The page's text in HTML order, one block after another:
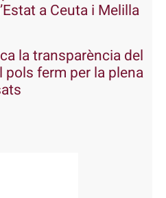
a Ceuta i Melilla
la transparència del
ferm per la plena